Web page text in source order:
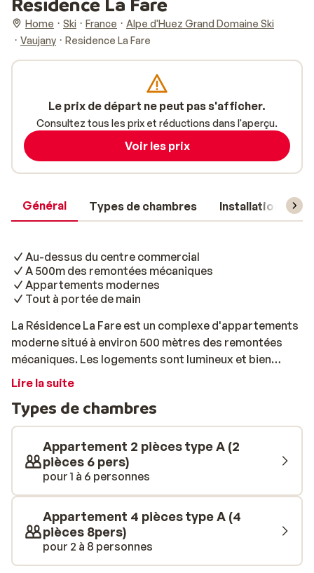
Home Ski France
Alpe d'Huez Grand Domaine Ski
Vaujany
Residence La Fare
Général Types de chambres Installations
Au-dessus du centre commercial
A 500m des remontées mécaniques
Appartements modernes
Tout à portée de main
La Résidence La Fare est un complexe d'appartements
moderne situé à environ 500 mètres des remontées
mécaniques. Les logements sont lumineux et bien
équipés, vous y passerez un séjour des plus agréables.
commercial de Vaujany, vous aurez donc tous les
commerces et restaurants à portée de main. Idéal pour
profiter d’une soirée au restaurant après une journée
sur les pistes! Bon séjour!
Lire la suite
Types de chambres
Appartement 2 pièces type A (2
pièces 6 pers)
pour 1 à 6 personnes
Appartement 4 pièces type A (4
pièces 8pers)
pour 2 à 8 personnes
Le prix de départ ne peut pas s'afficher.
Consultez tous les prix et réductions dans l'aperçu.
Voir les prix